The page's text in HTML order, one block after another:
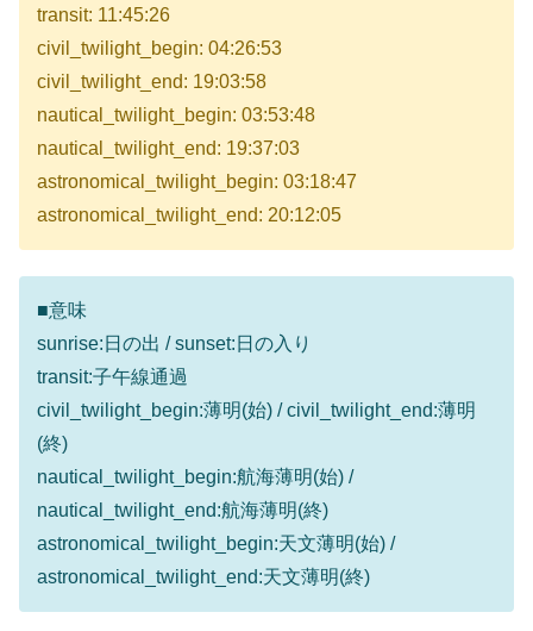
transit: 11:45:26
civil_twilight_begin: 04:26:53
civil_twilight_end: 19:03:58
nautical_twilight_begin: 03:53:48
nautical_twilight_end: 19:37:03
astronomical_twilight_begin: 03:18:47
astronomical_twilight_end: 20:12:05
■意味
sunrise:日の出 / sunset:日の入り
transit:子午線通過
civil_twilight_begin:薄明(始) / civil_twilight_end:薄明
(終)
nautical_twilight_begin:航海薄明(始) /
nautical_twilight_end:航海薄明(終)
astronomical_twilight_begin:天文薄明(始) /
astronomical_twilight_end:天文薄明(終)